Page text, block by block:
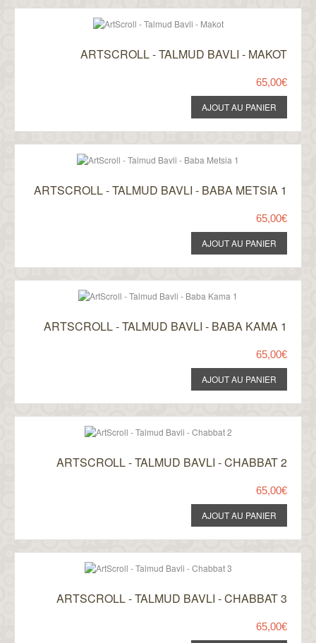
ARTSCROLL - TALMUD BAVLI - MAKOT
65,00€
ARTSCROLL - TALMUD BAVLI - BABA METSIA 1
65,00€
ARTSCROLL - TALMUD BAVLI - BABA KAMA 1
65,00€
ARTSCROLL - TALMUD BAVLI - CHABBAT 2
65,00€
ARTSCROLL - TALMUD BAVLI - CHABBAT 3
65,00€